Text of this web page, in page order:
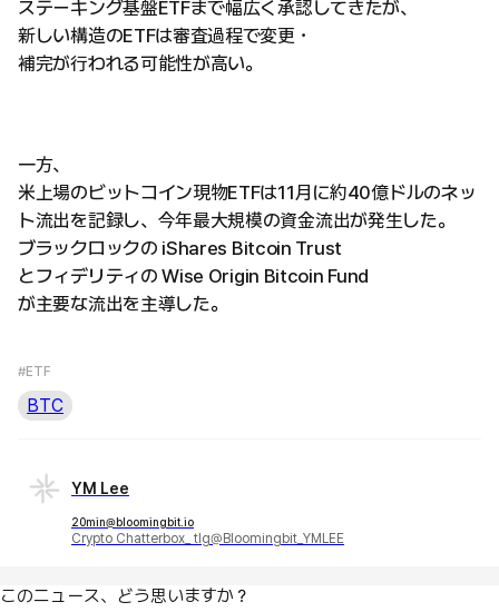
ステーキング基盤ETFまで幅広く承認してきたが、
新しい構造のETFは審査過程で変更・
補完が行われる可能性が高い。
一方、
米上場のビットコイン現物ETFは11月に約40億ドルのネッ
ト流出を記録し、今年最大規模の資金流出が発生した。
ブラックロックの iShares Bitcoin Trust
とフィデリティの Wise Origin Bitcoin Fund
が主要な流出を主導した。
#ETF
BTC
YM Lee
20min@bloomingbit.io
Crypto Chatterbox_ tlg@Bloomingbit_YMLEE
このニュース、どう思いますか？